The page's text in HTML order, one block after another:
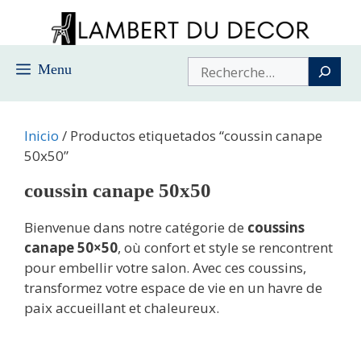
contenido
Menu Buscar
Inicio / Productos etiquetados “coussin canape
50x50”
coussin canape 50x50
Bienvenue dans notre catégorie de coussins
canape 50×50, où confort et style se rencontrent
pour embellir votre salon. Avec ces coussins,
transformez votre espace de vie en un havre de
paix accueillant et chaleureux.